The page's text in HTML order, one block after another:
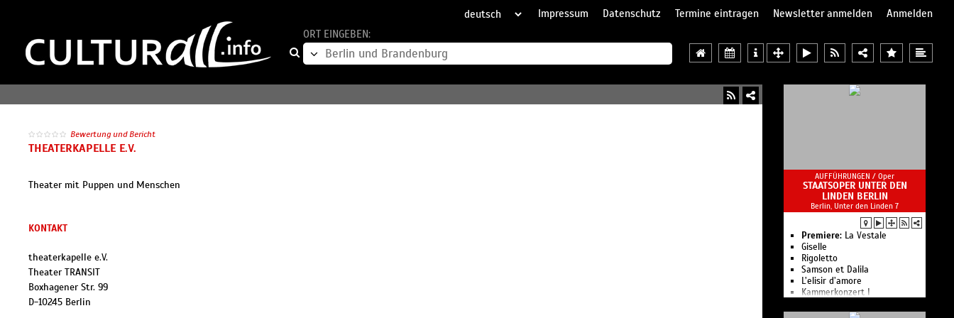
Impressum Datenschutz Termine eintragen Newsletter anmelden
Anmelden
ORT EINGEBEN:
Bewertung und Bericht
THEATERKAPELLE E.V.
Theater mit Puppen und Menschen
KONTAKT
theaterkapelle e.V.
Theater TRANSIT
Boxhagener Str. 99
D-10245 Berlin
AUFFÜHRUNGEN / Oper
STAATSOPER UNTER DEN
LINDEN BERLIN
Berlin, Unter den Linden 7
Premiere: La Vestale
Giselle
Rigoletto
Samson et Dalila
L’elisir d’amore
Kam­mer­kon­zert I
Ballettgespräch